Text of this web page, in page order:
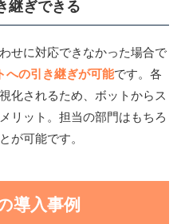
継ぎできる
せに対応できなかった場合で
への引き継ぎが可能です。各
化されるため、ボットからス
リット。担当の部門はもちろ
が可能です。
導入事例